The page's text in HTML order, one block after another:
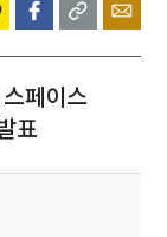
페이스
표